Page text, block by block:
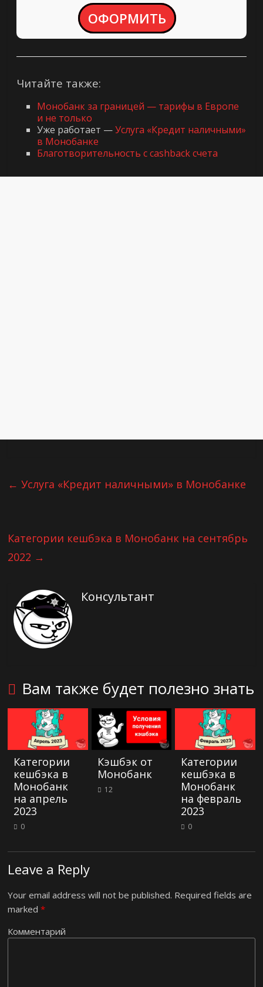
ОФОРМИТЬ
Читайте также:
Монобанк за границей — тарифы в Европе
и не только
Уже работает —Услуга «Кредит наличными»
в Монобанке
Благотворительность с cashback счета
← Услуга «Кредит наличными» в Монобанке
Категории кешбэка в Монобанк на сентябрь
2022 →
Консультант
Вам также будет полезно знать
Категории
кешбэка в
Монобанк
на апрель
2023
0
Кэшбэк от
Монобанк
12
Категории
кешбэка в
Монобанк
на февраль
2023
0
Leave a Reply
Your email address will not be published. Required fields are
marked*
Комментарий